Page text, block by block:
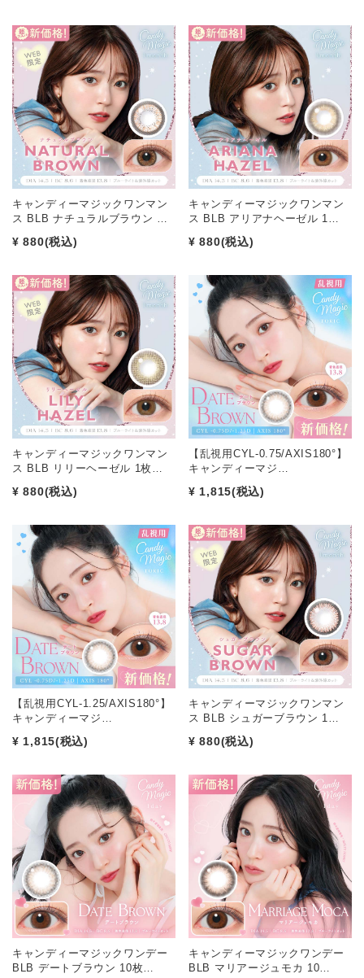
キャンディーマジックワンマン
ス BLB ナチュラルブラウン …
¥ 880(税込)
キャンディーマジックワンマン
ス BLB アリアナヘーゼル 1…
¥ 880(税込)
キャンディーマジックワンマン
ス BLB リリーヘーゼル 1枚…
¥ 880(税込)
【乱視用CYL-0.75/AXIS180°】
キャンディーマジ…
¥ 1,815(税込)
【乱視用CYL-1.25/AXIS180°】
キャンディーマジ…
¥ 1,815(税込)
キャンディーマジックワンマン
ス BLB シュガーブラウン 1…
¥ 880(税込)
キャンディーマジックワンデー
BLB デートブラウン 10枚…
キャンディーマジックワンデー
BLB マリアージュモカ 10…